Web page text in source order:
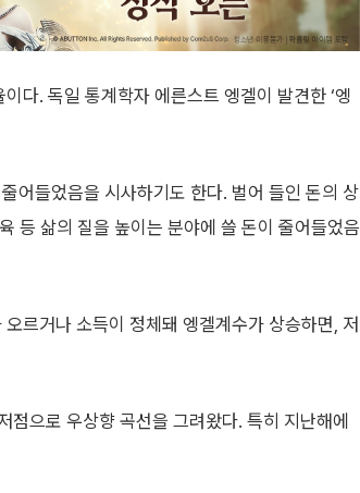
다. 독일 통계학자 에른스트 엥겔이 발견한 ‘엥
어들었음을 시사하기도 한다. 벌어 들인 돈의 상
등 삶의 질을 높이는 분야에 쓸 돈이 줄어들었음
르거나 소득이 정체돼 엥겔계수가 상승하면, 저
으로 우상향 곡선을 그려왔다. 특히 지난해에